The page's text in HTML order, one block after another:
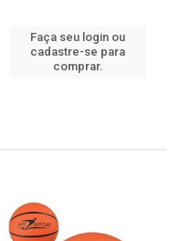
Faça seu login ou
cadastre-se para
comprar.